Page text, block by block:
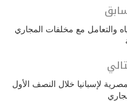
والتعامل مع مخلفات المجاري
المصرية لإسبانيا خلال النصف الأول